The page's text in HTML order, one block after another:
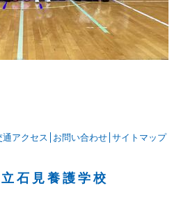
通アクセス お問い合わせ サイトマップ
石見養護学校